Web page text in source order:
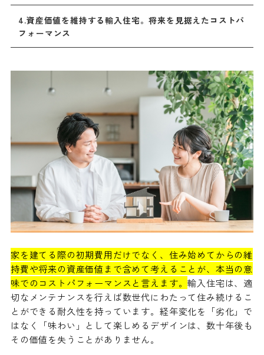
4.資産価値を維持する輸入住宅。将来を見据えたコストパ
フォーマンス
家を建てる際の初期費用だけでなく、住み始めてからの維
持費や将来の資産価値まで含めて考えることが、本当の意
味でのコストパフォーマンスと言えます。輸入住宅は、適
切なメンテナンスを行えば数世代にわたって住み続けるこ
とができる耐久性を持っています。経年変化を「劣化」で
はなく「味わい」として楽しめるデザインは、数十年後も
その価値を失うことがありません。